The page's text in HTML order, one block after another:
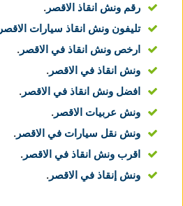
رقم ونش انقاذ الاقصر .
تليفون ونش انقاذ سيارات الاقصر
ارخص ونش انقاذ في الاقصر .
ونش انقاذ في الاقصر .
افضل ونش انقاذ في الاقصر .
ونش عربيات الاقصر .
ونش نقل سيارات في الاقصر .
اقرب ونش انقاذ في الاقصر .
ونش إنقاذ في الاقصر .